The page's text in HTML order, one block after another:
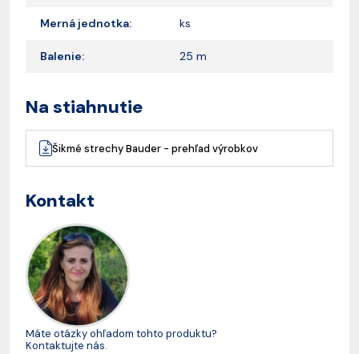
Merná jednotka: ks
Balenie: 25 m
Na stiahnutie
Šikmé strechy Bauder - prehľad výrobkov
Kontakt
Máte otázky ohľadom tohto produktu?
Kontaktujte nás.